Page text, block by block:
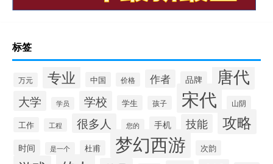
标签
万元 专业 中国 价格 作者 品牌 唐代
大学 学员 学校 学生 孩子 宋代 山阴
工作 工程 很多人 您的 手机 技能 攻略
时间 是一个 杜甫 梦幻西游 次韵